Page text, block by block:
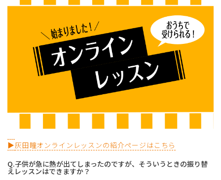
▶灰田瞳オンラインレッスンの紹介ページはこちら
Q.子供が急に熱が出てしまったのですが、そういうときの振り替
えレッスンはできますか？